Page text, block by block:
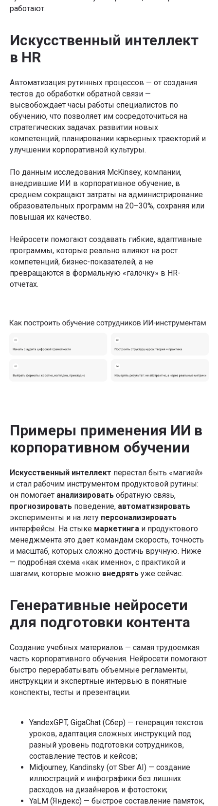
работают.
Искусственный интеллект
в HR
Автоматизация рутинных процессов — от создания
тестов до обработки обратной связи —
высвобождает часы работы специалистов по
обучению, что позволяет им сосредоточиться на
стратегических задачах: развитии новых
компетенций, планировании карьерных траекторий и
улучшении корпоративной культуры.
По данным исследования McKinsey, компании,
внедрившие ИИ в корпоративное обучение, в
среднем сокращают затраты на администрирование
образовательных программ на 20–30%, сохраняя или
повышая их качество.
Нейросети помогают создавать гибкие, адаптивные
программы, которые реально влияют на рост
компетенций, бизнес-показателей, а не
превращаются в формальную «галочку» в HR-
отчетах.
Примеры применения ИИ в
корпоративном обучении
Искусственный интеллект перестал быть «магией»
и стал рабочим инструментом продуктовой рутины:
он помогает анализировать обратную связь,
прогнозировать поведение, автоматизировать
эксперименты и на лету персонализировать
интерфейсы. На стыке маркетинга и продуктового
менеджмента это дает командам скорость, точность
и масштаб, которых сложно достичь вручную. Ниже
— подробная схема «как именно», с практикой и
шагами, которые можно внедрять уже сейчас.
Генеративные нейросети
для подготовки контента
Создание учебных материалов — самая трудоемкая
часть корпоративного обучения. Нейросети помогают
быстро перерабатывать объемные регламенты,
инструкции и экспертные интервью в понятные
конспекты, тесты и презентации.
YandexGPT, GigaChat (Сбер) — генерация текстов
уроков, адаптация сложных инструкций под
разный уровень подготовки сотрудников,
составление тестов и кейсов;
Midjourney, Kandinsky (от Sber AI) — создание
иллюстраций и инфографики без лишних
расходов на дизайнеров и фотостоки;
YaLM (Яндекс) — быстрое составление памяток,
Подписывайтесь на
рынка
Я даюСогласие на получение информационно-